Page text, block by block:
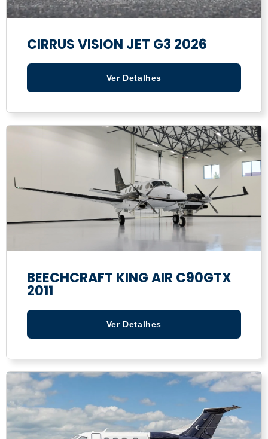
CIRRUS VISION JET G3 2026
Ver Detalhes
BEECHCRAFT KING AIR C90GTX
2011
Ver Detalhes